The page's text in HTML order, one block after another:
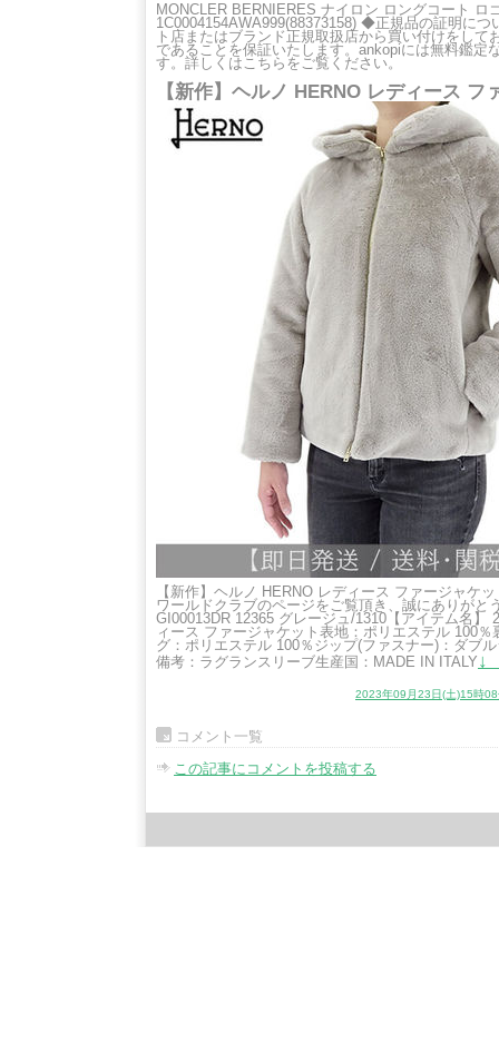
MONCLER BERNIERES ナイロン ロングコート ロ
1C0004154AWA999(88373158) ◆正規品の証明に
ト店またはブランド正規取扱店から買い付けをして
であることを保証いたします。ankopiには無料鑑定
す。詳しくはこちらをご覧ください。
【新作】ヘルノ HERNO レディース フ
【新作】ヘルノ HERNO レディース ファージャケ
ワールドクラブのページをご覧頂き、誠にありがと
GI00013DR 12365 グレージュ/1310【アイテム名】
ィース ファージャケット表地：ポリエステル 100
グ：ポリエステル 100％ジップ(ファスナー)：ダブ
備考：ラグランスリーブ生産国：MADE IN ITALY ↓
2023年09月23日(土)15時
コメント一覧
この記事にコメントを投稿する